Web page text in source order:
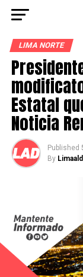
LIMA NORTE
Estatal
Noticia
Published
By